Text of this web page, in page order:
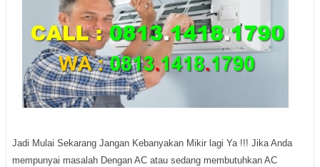
Jadi Mulai Sekarang Jangan Kebanyakan Mikir lagi Ya !!! Jika Anda
mempunyai masalah Dengan AC atau sedang membutuhkan AC